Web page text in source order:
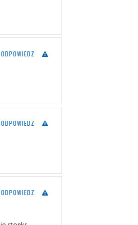
ODPOWIEDZ
ODPOWIEDZ
ODPOWIEDZ